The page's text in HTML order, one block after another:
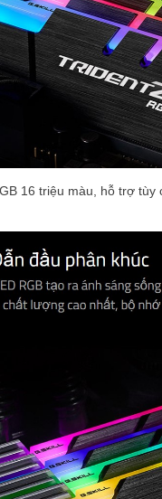
16 triệu màu, hỗ trợ tùy